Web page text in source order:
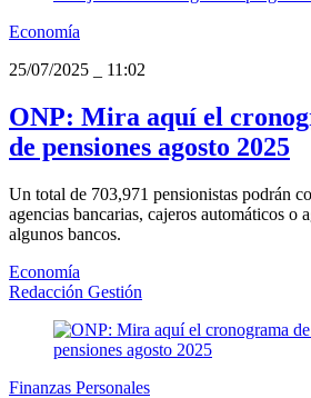
Economía
25/07/2025
11:02
ONP: Mira aquí el
de pensiones agosto 2025
Un total de 703,971 pensionistas podrán
agencias bancarias, cajeros automáticos o
algunos bancos.
Economía
Redacción Gestión
Finanzas Personales